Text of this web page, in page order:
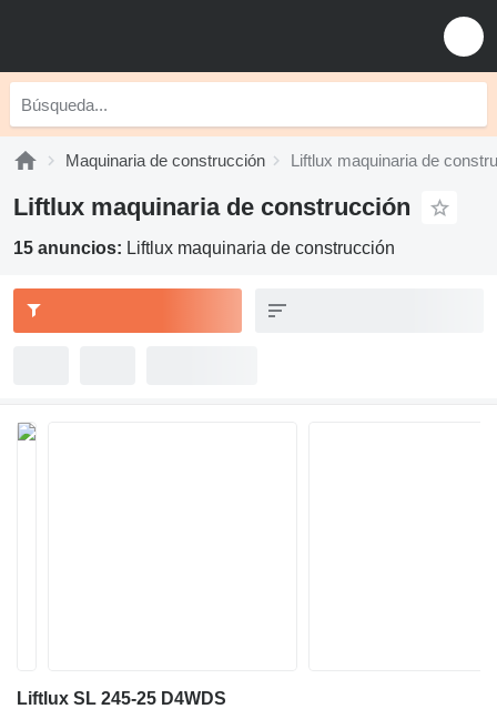
Maquinaria de construcción Liftlux maquinaria de
Liftlux maquinaria de construcción
15 anuncios: Liftlux maquinaria de construcción
Liftlux SL 245-25 D4WDS